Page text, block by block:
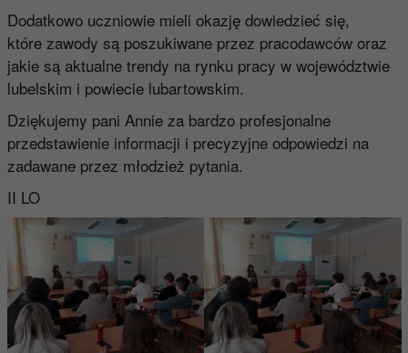
Dodatkowo uczniowie mieli okazję dowiedzieć się,
które zawody są poszukiwane przez pracodawców oraz
jakie są aktualne trendy na rynku pracy w województwie
lubelskim i powiecie lubartowskim.
Dziękujemy pani Annie za bardzo profesjonalne
przedstawienie informacji i precyzyjne odpowiedzi na
zadawane przez młodzież pytania.
II LO